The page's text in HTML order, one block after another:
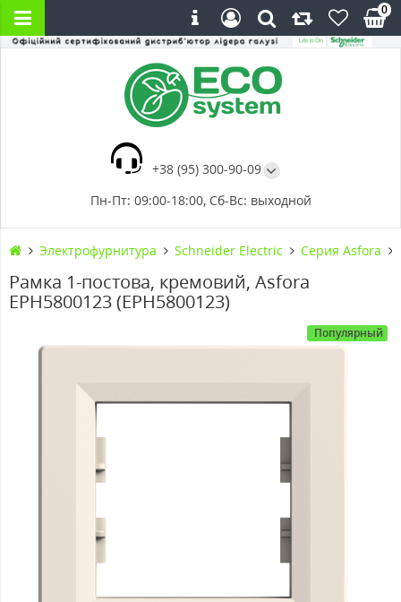
+38 (95) 300-90-09
Пн-Пт: 09:00-18:00, Сб-Вс: выходной
0
Электрофурнитура Schneider Electric Серия Asfora
Рамка 1-постова, кремовий, Asfora
EPH5800123 (EPH5800123)
Популярный